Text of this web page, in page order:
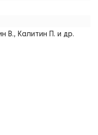
В., Калитин П. и др.